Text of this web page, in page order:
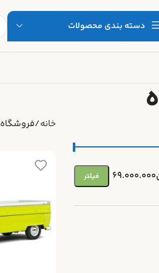
دسته بندی محصولات
فیلتر
خانه فروشگاه